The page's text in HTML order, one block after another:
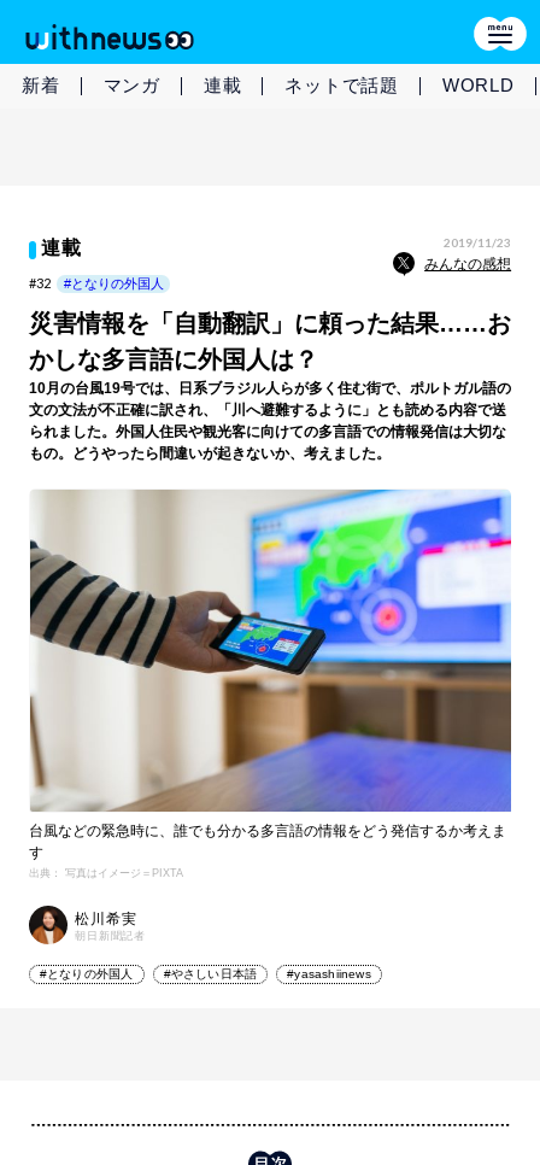
新着 マンガ 連載 ネットで話題 WORLD
連載 2019/11/23
みんなの感想
#32 #となりの外国人
災害情報を「自動翻訳」に頼った結果……お
かしな多言語に外国人は？
10月の台風19号では、日系ブラジル人らが多く住む街で、ポルトガル語の
文の文法が不正確に訳され、「川へ避難するように」とも読める内容で送
られました。外国人住民や観光客に向けての多言語での情報発信は大切な
もの。どうやったら間違いが起きないか、考えました。
台風などの緊急時に、誰でも分かる多言語の情報をどう発信するか考えま
す
出典： 写真はイメージ＝PIXTA
松川希実
朝日新聞記者
#となりの外国人 #やさしい日本語 #yasashiinews